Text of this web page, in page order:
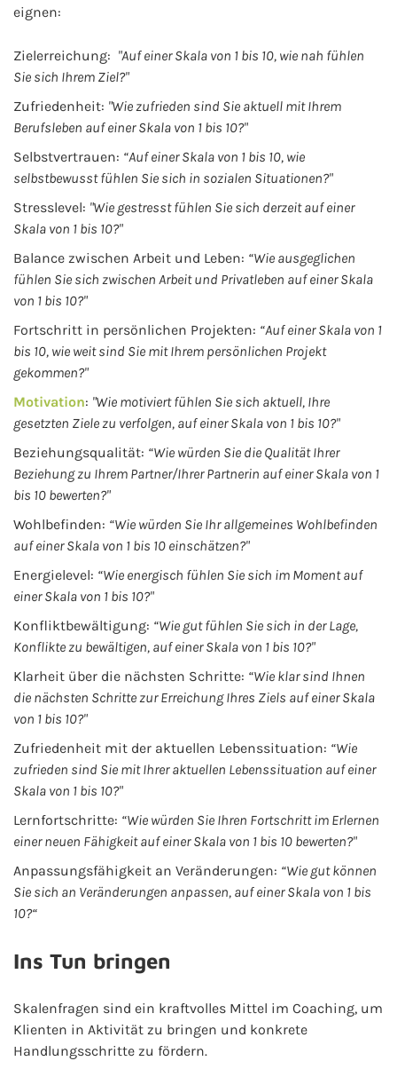
eignen:
Zielerreichung: "Auf einer Skala von 1 bis 10, wie nah fühlen
Sie sich Ihrem Ziel?"
Zufriedenheit: "Wie zufrieden sind Sie aktuell mit Ihrem
Berufsleben auf einer Skala von 1 bis 10?"
Selbstvertrauen: “Auf einer Skala von 1 bis 10, wie
selbstbewusst fühlen Sie sich in sozialen Situationen?"
Stresslevel: "Wie gestresst fühlen Sie sich derzeit auf einer
Skala von 1 bis 10?"
Balance zwischen Arbeit und Leben: “Wie ausgeglichen
fühlen Sie sich zwischen Arbeit und Privatleben auf einer Skala
von 1 bis 10?"
Fortschritt in persönlichen Projekten: “Auf einer Skala von 1
bis 10, wie weit sind Sie mit Ihrem persönlichen Projekt
gekommen?"
Motivation: "Wie motiviert fühlen Sie sich aktuell, Ihre
gesetzten Ziele zu verfolgen, auf einer Skala von 1 bis 10?"
Beziehungsqualität: “Wie würden Sie die Qualität Ihrer
Beziehung zu Ihrem Partner/Ihrer Partnerin auf einer Skala von 1
bis 10 bewerten?"
Wohlbefinden: “Wie würden Sie Ihr allgemeines Wohlbefinden
auf einer Skala von 1 bis 10 einschätzen?"
Energielevel: “Wie energisch fühlen Sie sich im Moment auf
einer Skala von 1 bis 10?"
Konfliktbewältigung: “Wie gut fühlen Sie sich in der Lage,
Konflikte zu bewältigen, auf einer Skala von 1 bis 10?"
Klarheit über die nächsten Schritte: “Wie klar sind Ihnen
die nächsten Schritte zur Erreichung Ihres Ziels auf einer Skala
von 1 bis 10?"
Zufriedenheit mit der aktuellen Lebenssituation: “Wie
zufrieden sind Sie mit Ihrer aktuellen Lebenssituation auf einer
Skala von 1 bis 10?"
Lernfortschritte: “Wie würden Sie Ihren Fortschritt im Erlernen
einer neuen Fähigkeit auf einer Skala von 1 bis 10 bewerten?"
Anpassungsfähigkeit an Veränderungen: “Wie gut können
Sie sich an Veränderungen anpassen, auf einer Skala von 1 bis
10?“
Ins Tun bringen
Skalenfragen sind ein kraftvolles Mittel im Coaching, um
Klienten in Aktivität zu bringen und konkrete
Handlungsschritte zu fördern.